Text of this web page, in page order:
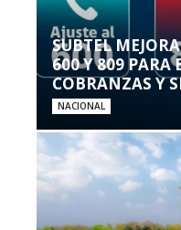
SUBTEL
600 Y 809 PARA
COBRANZAS Y
NACIONAL